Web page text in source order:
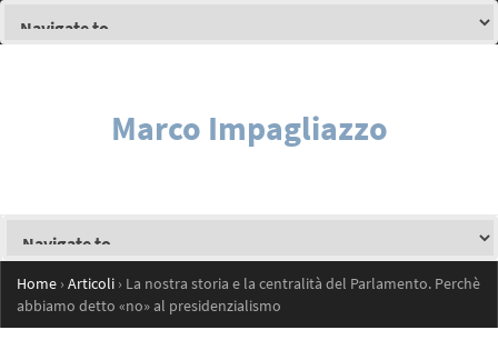
Marco Impagliazzo
Home › Articoli › La nostra storia e la centralità del Parlamento. Perchè
abbiamo detto «no» al presidenzialismo